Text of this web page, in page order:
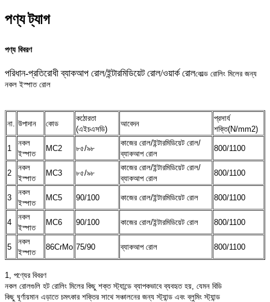
পণ্য ট্যাগ
পণ্য বিবরণ
পরিধান-প্রতিরোধী ব্যাকআপ রোল/ইন্টারমিডিয়েট রোল/ওয়ার্ক রোলকোল্ড রোলিং মিলের জন্য
নকল ইস্পাত রোল
না. উপাদান কোড
কঠোরতা
(এইচএসডি)
আবেদন
প্রসার্য
শক্তি(N/mm2)
1
নকল
ইস্পাত
MC2 ৮৫/৯৮
কাজের রোল/ইন্টারমিডিয়েট রোল/
ব্যাকআপ রোল
800/1100
2
নকল
ইস্পাত
MC3 ৮৫/৯৮
কাজের রোল/ইন্টারমিডিয়েট রোল/
ব্যাকআপ রোল
800/1100
3
নকল
ইস্পাত
MC5 90/100 কাজের রোল/ইন্টারমিডিয়েট রোল 800/1100
4
নকল
ইস্পাত
MC6 90/100 কাজের রোল/ইন্টারমিডিয়েট রোল 800/1100
5
নকল
ইস্পাত
86CrMo 75/90 ব্যাকআপ রোল 800/1100
1, পণ্যের বিবরণ
নকল রোলগুলি হট রোলিং মিলের কিছু শক্ত স্ট্যান্ডে ব্যাপকভাবে ব্যবহৃত হয়, যেমন বিডি
কিছু ঘূর্ণায়মান এড়াতে চমৎকার শক্তির সাথে সঞ্চালনের জন্য স্ট্যান্ড এবং ব্লুমিং স্ট্যান্ড